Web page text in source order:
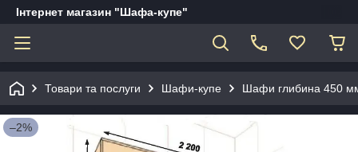
Інтернет магазин "Шафа-купе"
Товари та послуги Шафи-купе Шафи глибина 450
–2%